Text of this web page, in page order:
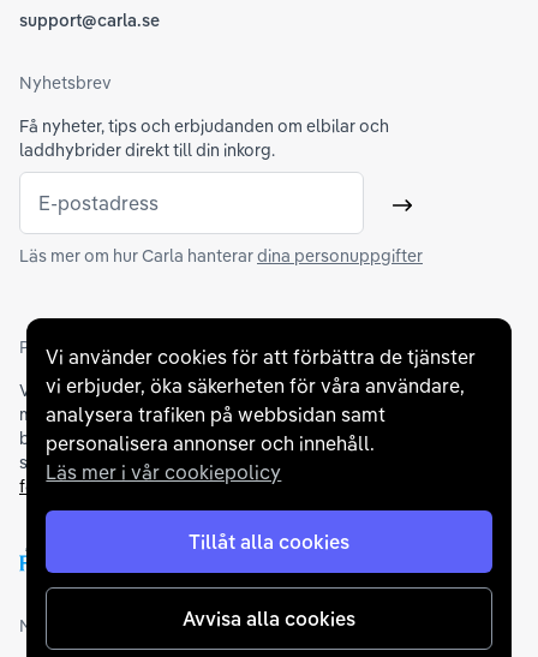
Vi använder cookies för att förbättra de tjänster
vi erbjuder, öka säkerheten för våra användare,
analysera trafiken på webbsidan samt
personalisera annonser och innehåll.
Läs mer i vår cookiepolicy
Tillåt alla cookies
Avvisa alla cookies
support@carla.se
Nyhetsbrev
Få nyheter, tips och erbjudanden om elbilar och
laddhybrider direkt till din inkorg.
E-postadress Skicka
Läs mer om hur Carla hanterardina personuppgifter
Partners och betallösningar
Vi samarbetar medflertalet banker för att erbjuda dig bästa
möjliga finansieringslösning och stödjer en rad olika
betalningsmetoder. För att du ska känna dig trygg vid ditt köp
samarbetar vi med Folksam och AutoConcept gällande
försäkringar och garantier.
Medlemskap och utmärkelser